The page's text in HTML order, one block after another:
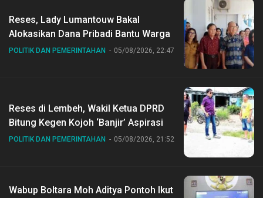
Reses, Lady Lumantouw Bakal
Alokasikan Dana Pribadi Bantu Warga
POLITIK DAN PEMERINTAHAN 05/08/2026, 22:47
Reses di Lembeh, Wakil Ketua DPRD
Bitung Kegen Kojoh ‘Banjir’ Aspirasi
POLITIK DAN PEMERINTAHAN 05/08/2026, 21:52
Wabup Boltara Moh Aditya Pontoh Ikut